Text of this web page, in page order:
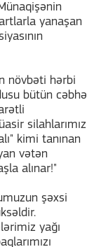
yanaşan
növbəti hərbi
bütün cəbhə
silahlarımız
kimi tanınan
vətən
alınar!"
şəxsi
yağı